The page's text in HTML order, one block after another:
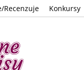
Recenzuje Konkursy